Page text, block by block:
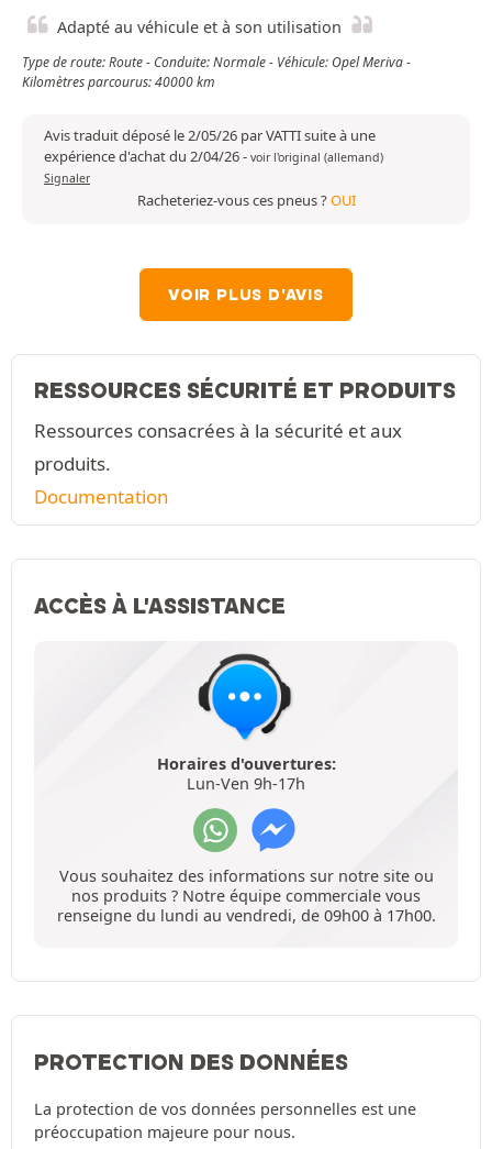
Adapté au véhicule et à son utilisation
Type de route: Route - Conduite: Normale - Véhicule: Opel Meriva -
Kilomètres parcourus: 40000 km
Avis traduit déposé le 2/05/26 par VATTI suite à une
expérience d'achat du 2/04/26- voir l'original (allemand)
Signaler
Racheteriez-vous ces pneus ?OUI
VOIR PLUS D'AVIS
RESSOURCES SÉCURITÉ ET PRODUITS
Ressources consacrées à la sécurité et aux
produits.
Documentation
ACCÈS À L'ASSISTANCE
Horaires d'ouvertures:
Lun-Ven 9h-17h
Vous souhaitez des informations sur notre site ou
nos produits ? Notre équipe commerciale vous
renseigne du lundi au vendredi, de 09h00 à 17h00.
PROTECTION DES DONNÉES
La protection de vos données personnelles est une
préoccupation majeure pour nous.